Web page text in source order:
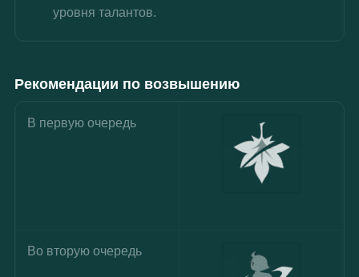
уровня талантов.
Рекомендации по возвышению
В первую очередь
Во вторую очередь